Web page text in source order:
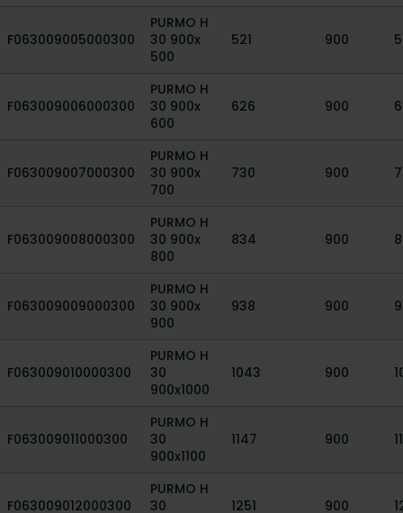
F063009005000300
PURMO H
30 900x
500
521 900
F063009006000300
PURMO H
30 900x
600
626 900
F063009007000300
PURMO H
30 900x
700
730 900
F063009008000300
PURMO H
30 900x
800
834 900
F063009009000300
PURMO H
30 900x
900
938 900
F063009010000300
PURMO H
30
900x1000
1043 900
F063009011000300
PURMO H
30
900x1100
1147 900
F063009012000300
PURMO H
30
1251 900